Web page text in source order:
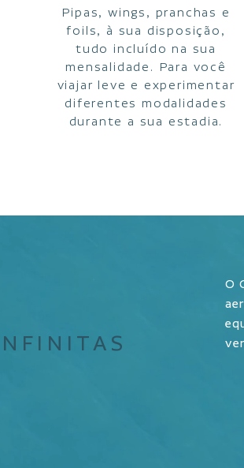
Pipas, wings, pranchas e
foils, à sua disposição,
tudo incluído na sua
mensalidade. Para você
viajar leve e experimentar
diferentes modalidades
durante a sua estadia.
O